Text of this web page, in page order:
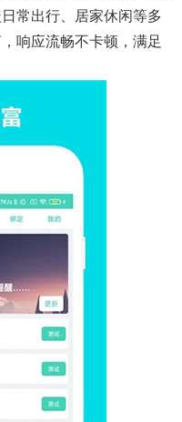
常出行、居家休闲等多
响应流畅不卡顿，满足